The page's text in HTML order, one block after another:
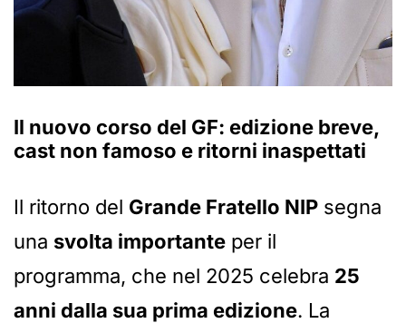
Il nuovo corso del GF: edizione breve,
cast non famoso e ritorni inaspettati
Il ritorno del Grande Fratello NIP segna
una svolta importante per il
programma, che nel 2025 celebra 25
anni dalla sua prima edizione. La